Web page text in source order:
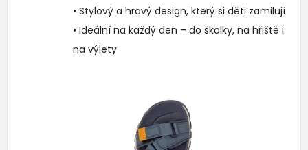
• Stylový a hravý design, který si děti zamilují
• Ideální na každý den – do školky, na hřiště i
na výlety